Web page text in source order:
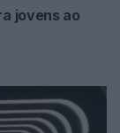
jovens ao